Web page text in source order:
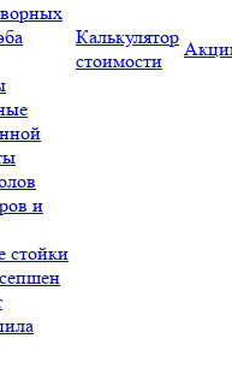
и
стойки
Калькулятор
стоимости